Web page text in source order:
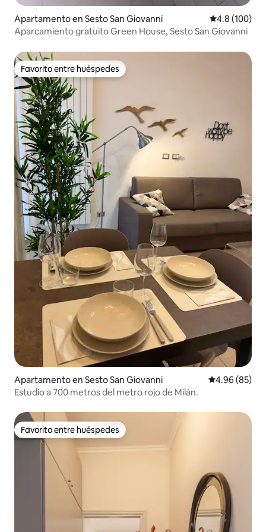
Apartamento en Sesto San Giovanni Calificación
4.8 (100)
Aparcamiento gratuito Green House, Sesto San Giovanni
Favorito entre huéspedes
Favorito entre huéspedes
Apartamento en Sesto San Giovanni Calificación
4.96 (85)
Estudio a 700 metros del metro rojo de Milán.
Favorito entre huéspedes
Favorito entre huéspedes